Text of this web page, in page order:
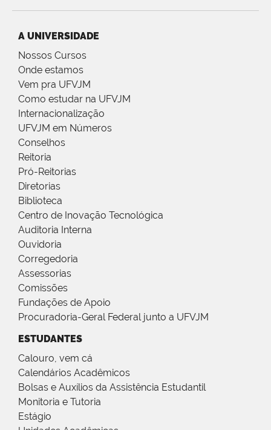
A UNIVERSIDADE
Nossos Cursos
Onde estamos
Vem pra UFVJM
Como estudar na UFVJM
Internacionalização
UFVJM em Números
Conselhos
Reitoria
Pró-Reitorias
Diretorias
Biblioteca
Centro de Inovação Tecnológica
Auditoria Interna
Ouvidoria
Corregedoria
Assessorias
Comissões
Fundações de Apoio
Procuradoria-Geral Federal junto a UFVJM
ESTUDANTES
Calouro, vem cá
Calendários Acadêmicos
Bolsas e Auxílios da Assistência Estudantil
Monitoria e Tutoria
Estágio